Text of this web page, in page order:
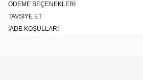
ÖDEME SEÇENEKLERI
TAVSIYE ET
İADE KOŞULLARI